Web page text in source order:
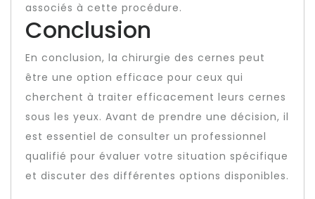
associés à cette procédure.
Conclusion
En conclusion, la chirurgie des cernes peut
être une option efficace pour ceux qui
cherchent à traiter efficacement leurs cernes
sous les yeux. Avant de prendre une décision, il
est essentiel de consulter un professionnel
qualifié pour évaluer votre situation spécifique
et discuter des différentes options disponibles.